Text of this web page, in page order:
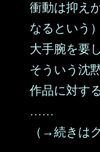
衝動は抑え
なるという
大手腕を要し
そういう沈
作品に対す
……
（→続きは